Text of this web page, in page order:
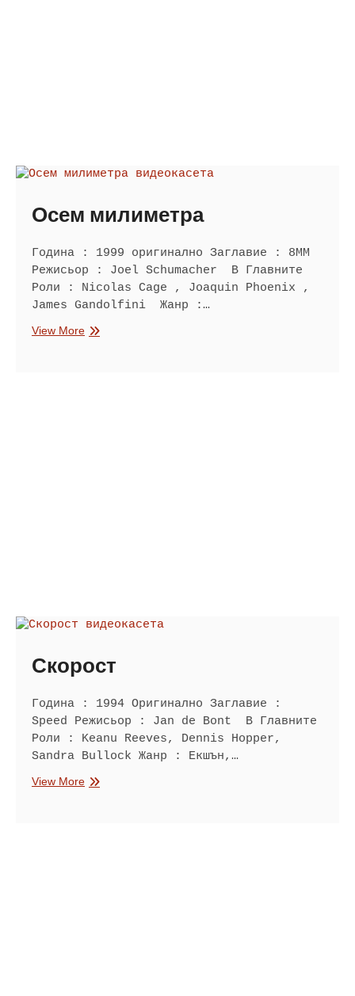
Осем милиметра
Година : 1999 оригинално Заглавие : 8MM
Режисьор : Joel Schumacher В Главните
Роли : Nicolas Cage , Joaquin Phoenix ,
James Gandolfini Жанр :…
View MoreОсем
Скорост
Година : 1994 Оригинално Заглавие :
Speed Режисьор : Jan de Bont В Главните
Роли : Keanu Reeves, Dennis Hopper,
Sandra Bullock Жанр : Екшън,…
View MoreСкорост